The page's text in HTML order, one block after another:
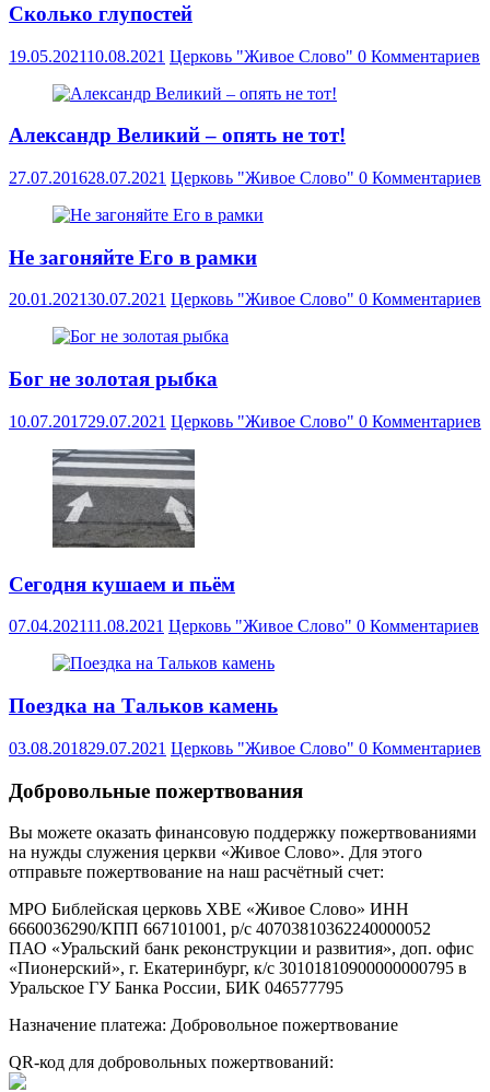
Сколько глупостей
19.05.202110.08.2021 Церковь "Живое Слово" 0 Комментариев
Александр Великий – опять не тот!
27.07.201628.07.2021 Церковь "Живое Слово" 0 Комментариев
Не загоняйте Его в рамки
20.01.202130.07.2021 Церковь "Живое Слово" 0 Комментариев
Бог не золотая рыбка
10.07.201729.07.2021 Церковь "Живое Слово" 0 Комментариев
Сегодня кушаем и пьём
07.04.202111.08.2021 Церковь "Живое Слово" 0 Комментариев
Поездка на Тальков камень
03.08.201829.07.2021 Церковь "Живое Слово" 0 Комментариев
Добровольные пожертвования
Вы можете оказать финансовую поддержку пожертвованиями
на нужды служения церкви «Живое Слово». Для этого
отправьте пожертвование на наш расчётный счет:
МРО Библейская церковь ХВЕ «Живое Слово» ИНН
6660036290/КПП 667101001, р/с 40703810362240000052
ПАО «Уральский банк реконструкции и развития», доп. офис
«Пионерский», г. Екатеринбург, к/с 30101810900000000795 в
Уральское ГУ Банка России, БИК 046577795
Назначение платежа: Добровольное пожертвование
QR-код для добровольных пожертвований: